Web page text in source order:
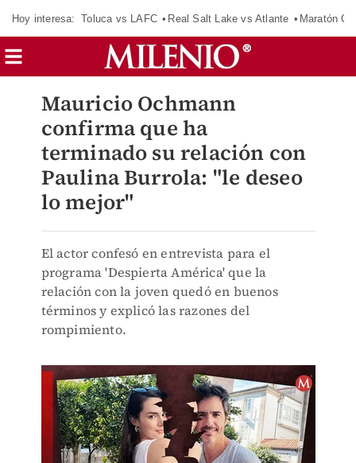
Hoy interesa: Toluca vs LAFC Real Salt Lake vs Atlante Maratón
Mauricio Ochmann
confirma que ha
terminado su relación con
Paulina Burrola: "le deseo
lo mejor"
El actor confesó en entrevista para el
programa 'Despierta América' que la
relación con la joven quedó en buenos
términos y explicó las razones del
rompimiento.